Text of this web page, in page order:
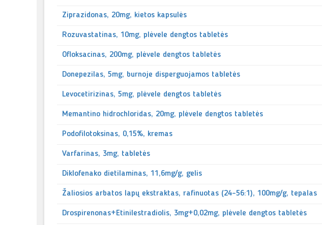
Ziprazidonas, 20mg, kietos kapsulės
Rozuvastatinas, 10mg, plėvele dengtos tabletės
Ofloksacinas, 200mg, plėvele dengtos tabletės
Donepezilas, 5mg, burnoje disperguojamos tabletės
Levocetirizinas, 5mg, plėvele dengtos tabletės
Memantino hidrochloridas, 20mg, plėvele dengtos tabletės
Podofilotoksinas, 0,15%, kremas
Varfarinas, 3mg, tabletės
Diklofenako dietilaminas, 11,6mg/g, gelis
Žaliosios arbatos lapų ekstraktas, rafinuotas (24-56:1), 100mg/g, tepalas
Drospirenonas+Etinilestradiolis, 3mg+0,02mg, plėvele dengtos tabletės